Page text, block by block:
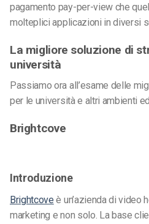
pagamento pay-per-view che
molteplici applicazioni in diversi
La migliore soluzione di
università
Passiamo ora all’esame delle
per le università e altri ambienti
Brightcove
Introduzione
Brightcove è un’azienda di video
marketing e non solo. La base